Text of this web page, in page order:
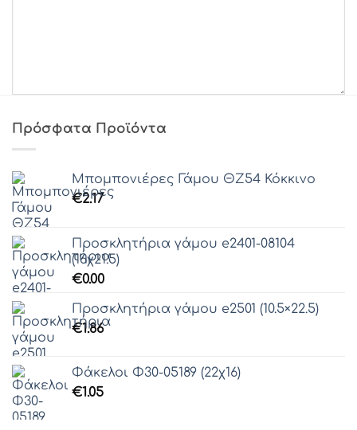
Γραμματοσειρά 58
Γραμματοσειρά 59
Γραμματοσειρά 61
Πρόσφατα Προϊόντα
Μπομπονιέρες Γάμου ΘZ54 Κόκκινο
€2.17
Προσκλητήρια γάμου e2401-08104
(16χ21.5)
€0.00
Προσκλητήρια γάμου e2501 (10.5×22.5)
€1.86
Φάκελοι Φ30-05189 (22χ16)
€1.05